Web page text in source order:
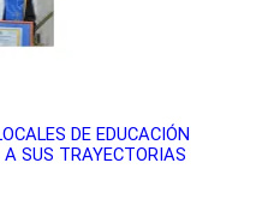
DE EDUCACIÓN
SUS TRAYECTORIAS